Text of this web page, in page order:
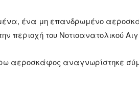
ένα μη επανδρωμένο
περιοχή του Νοτιοανατολικού
αεροσκάφος αναγνωρίστηκε